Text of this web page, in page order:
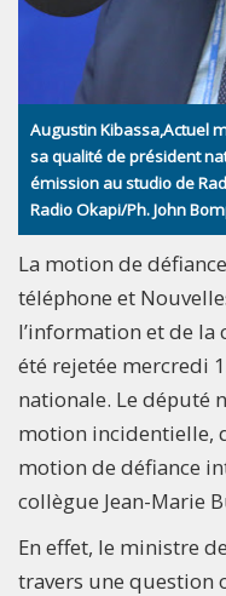
Augustin Kibassa,Actuel
sa qualité de président
émission au studio de
Radio Okapi/Ph. John
La motion de
téléphone et
l’information et de la
été rejetée mercredi
nationale. Le député
motion incidentielle,
motion de défiance
collègue Jean-Marie
En effet, le ministre
travers une question